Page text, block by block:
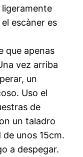
escàner es
que apenas
vez arriba
un
Uso el
de
un taladro
unos 15cm.
a despegar.